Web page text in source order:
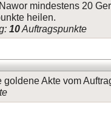
mindestens 20
heilen.
10Auftragspunkte
Akte vom